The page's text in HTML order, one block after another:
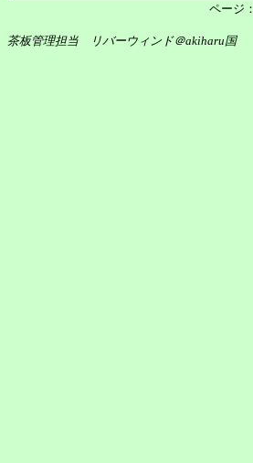
ページ：
茶板管理担当 リバーウィンド＠akiharu国